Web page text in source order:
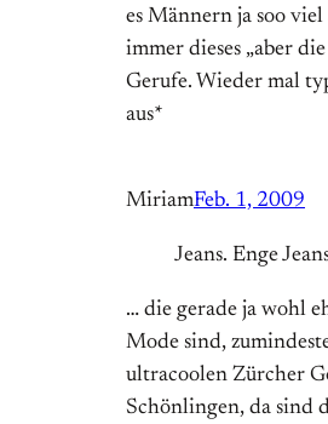
es Männern ja soo
immer dieses „aber
Gerufe. Wieder mal
aus*
MiriamFeb. 1, 2009
Jeans. Enge
… die gerade ja wohl
Mode sind,
ultracoolen Zürcher
Schönlingen, da sind